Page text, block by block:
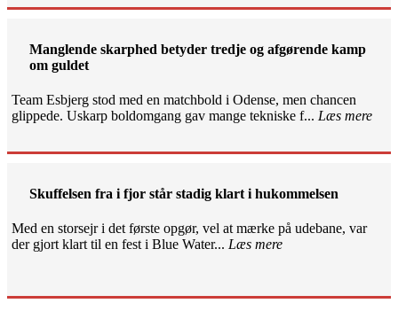
Manglende skarphed betyder tredje og afgørende kamp
om guldet
Team Esbjerg stod med en matchbold i Odense, men chancen
glippede. Uskarp boldomgang gav mange tekniske f... Læs mere
Skuffelsen fra i fjor står stadig klart i hukommelsen
Med en storsejr i det første opgør, vel at mærke på udebane, var
der gjort klart til en fest i Blue Water... Læs mere